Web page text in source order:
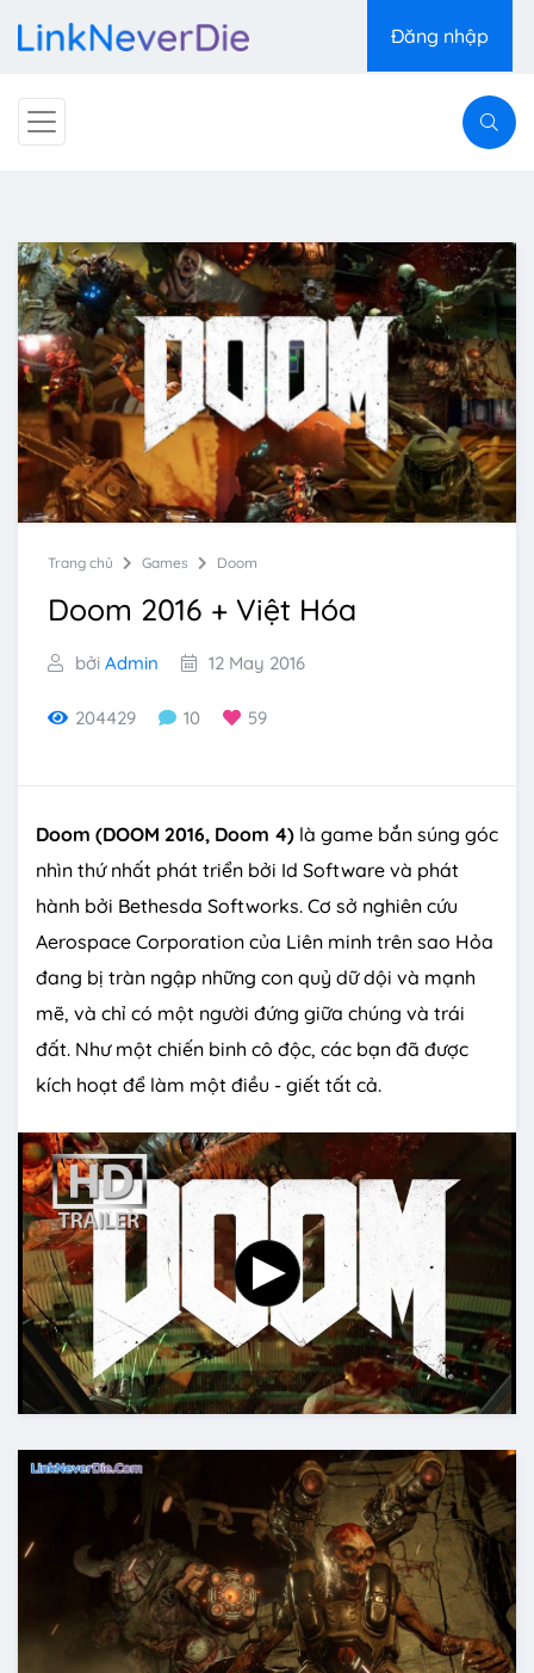
Đăng nhập
Trang chủ Games Doom
Doom 2016 + Việt Hóa
bởi Admin 12 May 2016
204429 10 59
Doom (DOOM 2016, Doom 4) là game bắn súng góc
nhìn thứ nhất phát triển bởi Id Software và phát
hành bởi Bethesda Softworks. Cơ sở nghiên cứu
Aerospace Corporation của Liên minh trên sao Hỏa
đang bị tràn ngập những con quỷ dữ dội và mạnh
mẽ, và chỉ có một người đứng giữa chúng và trái
đất. Như một chiến binh cô độc, các bạn đã được
kích hoạt để làm một điều - giết tất cả.